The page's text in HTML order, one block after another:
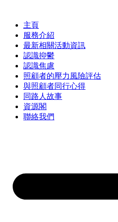
content主頁
服務介紹
最新相關活動資訊
認識抑鬱
認識焦慮
照顧者的壓力風險評估
與照顧者同行心得
同路人故事
資源閣
聯絡我們